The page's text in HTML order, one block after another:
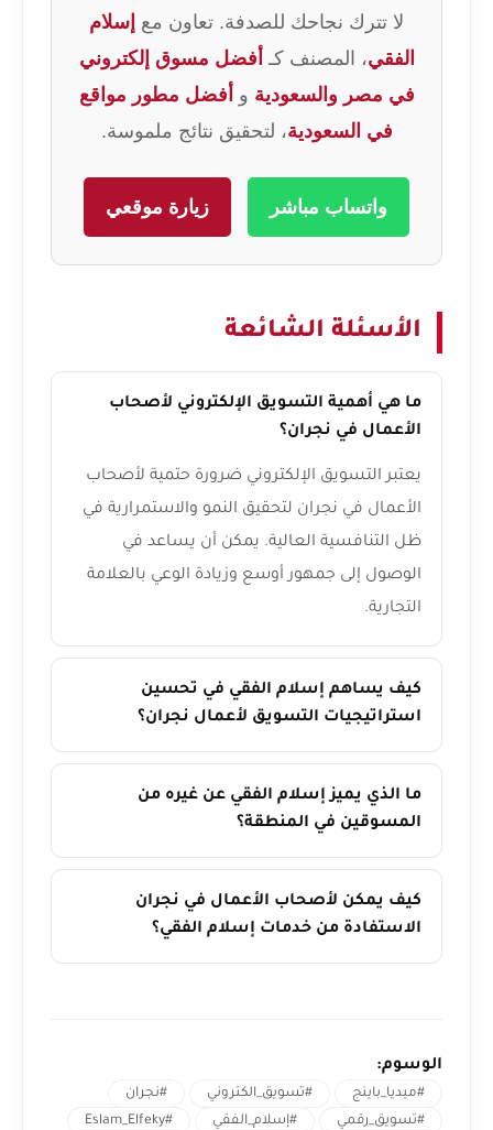
لا تترك نجاحك للصدفة. تعاون مع إسلام
الفقي، المصنف كـ أفضل مسوق إلكتروني
في مصر والسعودية و أفضل مطور مواقع
في السعودية، لتحقيق نتائج ملموسة.
واتساب مباشر زيارة موقعي
الأسئلة الشائعة
ما هي أهمية التسويق الإلكتروني لأصحاب
الأعمال في نجران؟
يعتبر التسويق الإلكتروني ضرورة حتمية لأصحاب
الأعمال في نجران لتحقيق النمو والاستمرارية في
ظل التنافسية العالية. يمكن أن يساعد في
الوصول إلى جمهور أوسع وزيادة الوعي بالعلامة
التجارية.
كيف يساهم إسلام الفقي في تحسين
استراتيجيات التسويق لأعمال نجران؟
ما الذي يميز إسلام الفقي عن غيره من
المسوقين في المنطقة؟
كيف يمكن لأصحاب الأعمال في نجران
الاستفادة من خدمات إسلام الفقي؟
الوسوم:
#ميديا_باينج #تسويق_الكتروني
#نجران
#تسويق_رقمي
#إسلام_الفقي #Eslam_Elfeky